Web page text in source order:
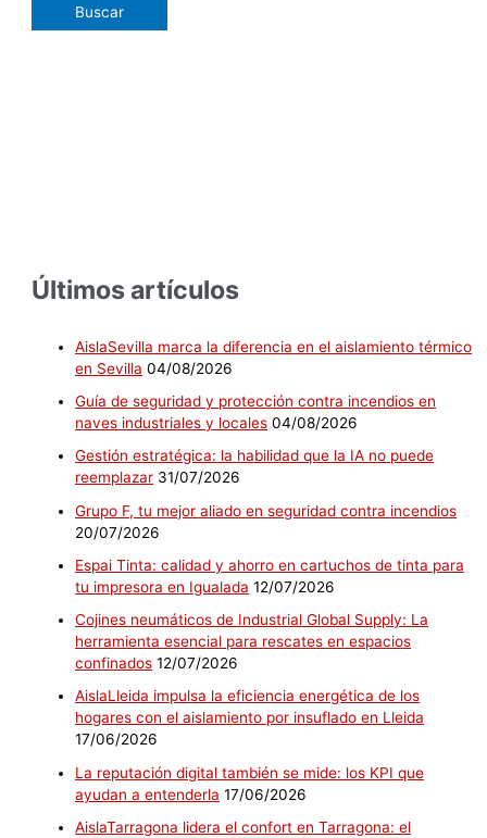
Últimos artículos
AislaSevilla marca la diferencia en el aislamiento térmico
en Sevilla 04/08/2026
Guía de seguridad y protección contra incendios en
naves industriales y locales 04/08/2026
Gestión estratégica: la habilidad que la IA no puede
reemplazar 31/07/2026
Grupo F, tu mejor aliado en seguridad contra incendios
20/07/2026
Espai Tinta: calidad y ahorro en cartuchos de tinta para
tu impresora en Igualada 12/07/2026
Cojines neumáticos de Industrial Global Supply: La
herramienta esencial para rescates en espacios
confinados 12/07/2026
AislaLleida impulsa la eficiencia energética de los
hogares con el aislamiento por insuflado en Lleida
17/06/2026
La reputación digital también se mide: los KPI que
ayudan a entenderla 17/06/2026
AislaTarragona lidera el confort en Tarragona: el